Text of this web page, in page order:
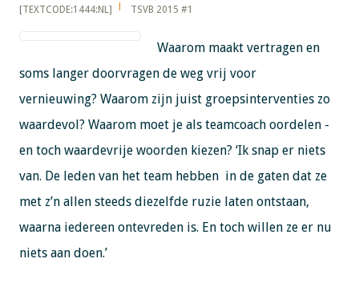
[TEXTCODE:1444:NL] TSVB 2015 #1
Waarom maakt vertragen en
soms langer doorvragen de weg vrij voor
vernieuwing? Waarom zijn juist groepsinterventies zo
waardevol? Waarom moet je als teamcoach oordelen -
en toch waardevrije woorden kiezen? ‘Ik snap er niets
van. De leden van het team hebben in de gaten dat ze
met z’n allen steeds diezelfde ruzie laten ontstaan,
waarna iedereen ontevreden is. En toch willen ze er nu
niets aan doen.’